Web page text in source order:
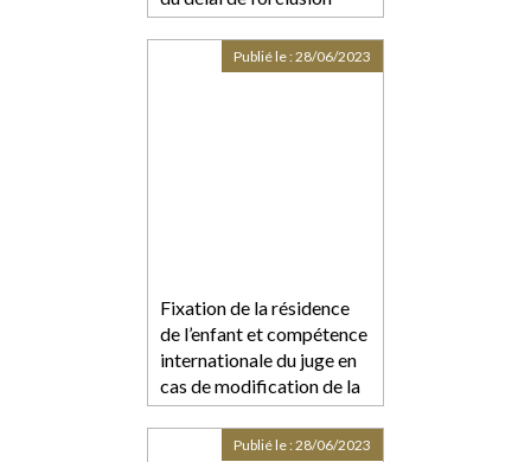
Fixation de la résidence
de l’enfant et compétence
internationale du juge en
cas de modification de la
résidence en cours de
procédure
Publié le :28/06/2023
Publié le :28/06/2023